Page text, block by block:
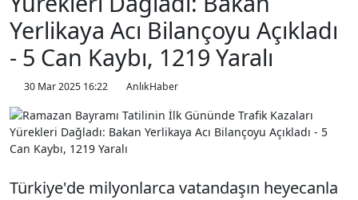
Yerlikaya Acı Bilançoyu Açıkladı
- 5 Can Kaybı, 1219 Yaralı
30 Mar 2025 16:22 AnlıkHaber
Türkiye'de milyonlarca vatandaşın heyecanla